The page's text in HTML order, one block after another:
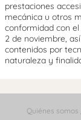
prestaciones
mecánica u otros
conformidad con
2 de noviembre,
contenidos por
naturaleza y
Quiénes